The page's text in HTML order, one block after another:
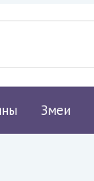
Змеи